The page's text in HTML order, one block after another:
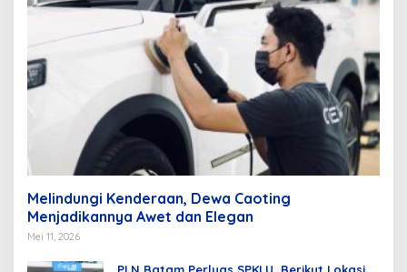
Melindungi Kenderaan, Dewa Caoting
Menjadikannya Awet dan Elegan
Mei 11, 2026
PLN Batam Perluas SPKLU, Berikut Lokasi